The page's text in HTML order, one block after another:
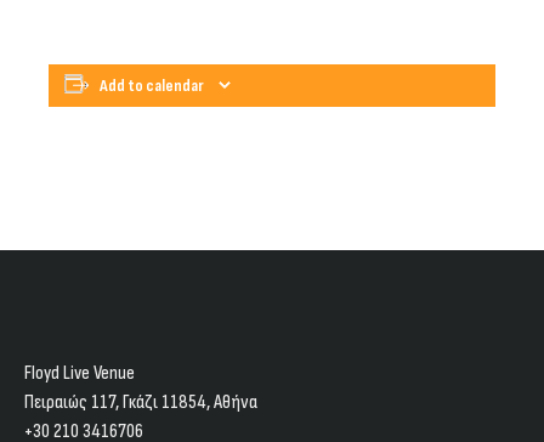
Add to calendar
Floyd Live Venue
Πειραιώς 117, Γκάζι 11854, Aθήνα
+30 210 3416706